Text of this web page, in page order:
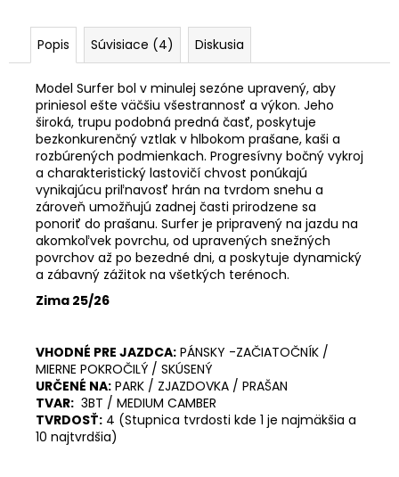
Popis Súvisiace (4) Diskusia
Model Surfer bol v minulej sezóne upravený, aby
priniesol ešte väčšiu všestrannosť a výkon. Jeho
široká, trupu podobná predná časť, poskytuje
bezkonkurenčný vztlak v hlbokom prašane, kaši a
rozbúrených podmienkach. Progresívny bočný vykroj
a charakteristický lastovičí chvost ponúkajú
vynikajúcu priľnavosť hrán na tvrdom snehu a
zároveň umožňujú zadnej časti prirodzene sa
ponoriť do prašanu. Surfer je pripravený na jazdu na
akomkoľvek povrchu, od upravených snežných
povrchov až po bezedné dni, a poskytuje dynamický
a zábavný zážitok na všetkých terénoch.
Zima 25/26
VHODNÉ PRE JAZDCA: PÁNSKY -ZAČIATOČNÍK /
MIERNE POKROČILÝ / SKÚSENÝ
URČENÉ NA: PARK / ZJAZDOVKA / PRAŠAN
TVAR: 3BT / MEDIUM CAMBER
TVRDOSŤ: 4 (Stupnica tvrdosti kde 1 je najmäkšia a
10 najtvrdšia)